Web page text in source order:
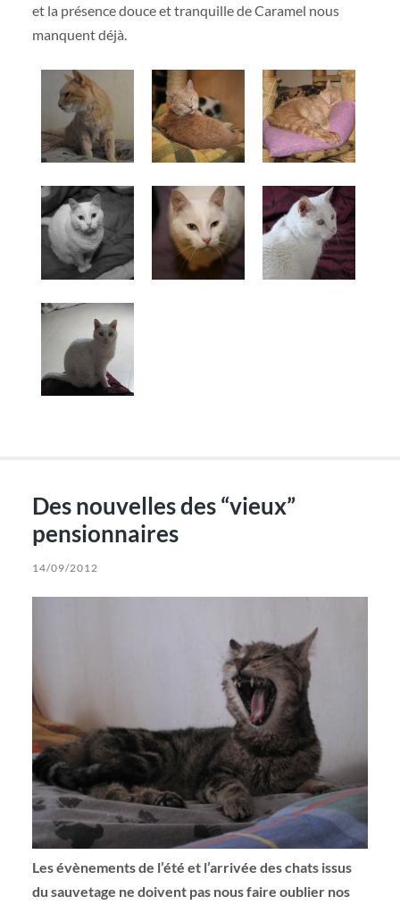
et la présence douce et tranquille de Caramel nous
manquent déjà.
Des nouvelles des “vieux”
pensionnaires
14/09/2012
Les évènements de l’été et l’arrivée des chats issus
du sauvetage ne doivent pas nous faire oublier nos